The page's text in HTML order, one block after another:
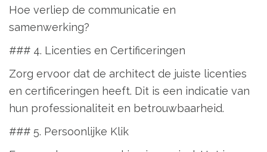
Hoe verliep de communicatie en
samenwerking?
### 4. Licenties en Certificeringen
Zorg ervoor dat de architect de juiste licenties
en certificeringen heeft. Dit is een indicatie van
hun professionaliteit en betrouwbaarheid.
### 5. Persoonlijke Klik